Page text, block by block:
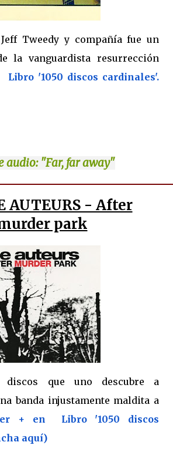
Tweedy y compañía fue un
la vanguardista resurrección
Libro '1050 discos cardinales'.
audio: "Far, far away"
AUTEURS - After
park
discos que uno descubre a
banda injustamente maldita a
+ en Libro '1050 discos
aquí)